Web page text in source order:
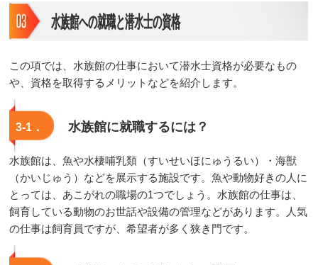
水族館への就職と潜水士の資格
この項では、水族館の仕事において潜水士資格が必要なもの
や、資格を取得するメリットなどを紹介します。
3-1． 水族館に就職するには？
水族館は、魚や水棲哺乳類（すいせいほにゅうるい）・海獣
（かいじゅう）などを展示する施設です。魚や動物好きの人に
とっては、あこがれの職場の1つでしょう。水族館の仕事は、
飼育している動物のお世話や設備の管理などがあります。人気
の仕事は飼育員ですが、希望者が多く狭き門です。